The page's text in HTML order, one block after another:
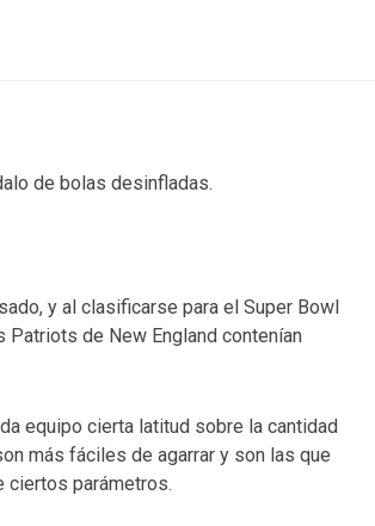
de bolas desinfladas.
y al clasificarse para el Super Bowl
de New England contenían
equipo cierta latitud sobre la cantidad
más fáciles de agarrar y son las que
ciertos parámetros.